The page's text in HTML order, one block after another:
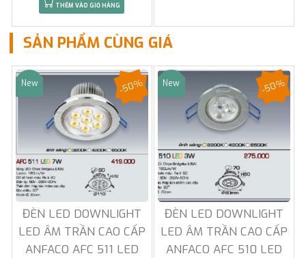
THÊM VÀO GIỎ HÀNG
SẢN PHẨM CÙNG GIÁ
Sale
New
ĐÈN LED DOWNLIGHT
LED ÂM TRẦN CAO CẤP
ANFACO AFC 511 LED
-50% Sale
New
ĐÈN LED DOWNLIGHT
LED ÂM TRẦN CAO CẤP
ANFACO AFC 510 LED
-50%